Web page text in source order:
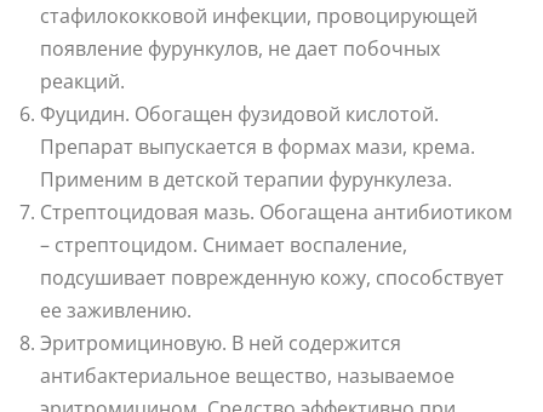
стафилококковой инфекции, провоцирующей
появление фурункулов, не дает побочных
реакций.
Фуцидин. Обогащен фузидовой кислотой.
Препарат выпускается в формах мази, крема.
Применим в детской терапии фурункулеза.
Стрептоцидовая мазь. Обогащена антибиотиком
– стрептоцидом. Снимает воспаление,
подсушивает поврежденную кожу, способствует
ее заживлению.
Эритромициновую. В ней содержится
антибактериальное вещество, называемое